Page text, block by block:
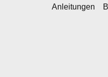
Anleitungen